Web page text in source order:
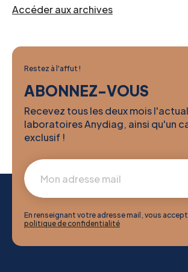
Accéder aux archives
Restez à l'affut !
ABONNEZ-VOUS
Recevez tous les deux mois
laboratoires Anydiag, ainsi qu'un
exclusif !
En renseignant votre adresse mail, vous
politique de confidentialité